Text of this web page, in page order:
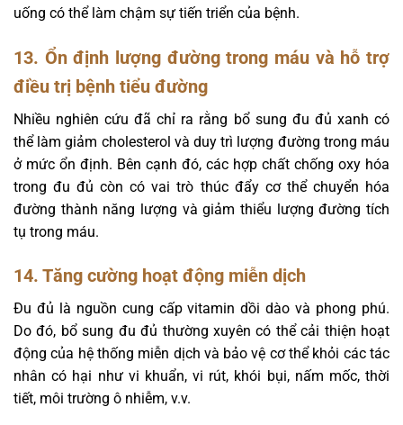
uống có thể làm chậm sự tiến triển của bệnh.
13. Ổn định lượng đường trong máu và hỗ trợ
điều trị bệnh tiểu đường
Nhiều nghiên cứu đã chỉ ra rằng bổ sung đu đủ xanh có
thể làm giảm cholesterol và duy trì lượng đường trong máu
ở mức ổn định. Bên cạnh đó, các hợp chất chống oxy hóa
trong đu đủ còn có vai trò thúc đẩy cơ thể chuyển hóa
đường thành năng lượng và giảm thiểu lượng đường tích
tụ trong máu.
14. Tăng cường hoạt động miễn dịch
Đu đủ là nguồn cung cấp vitamin dồi dào và phong phú.
Do đó, bổ sung đu đủ thường xuyên có thể cải thiện hoạt
động của hệ thống miễn dịch và bảo vệ cơ thể khỏi các tác
nhân có hại như vi khuẩn, vi rút, khói bụi, nấm mốc, thời
tiết, môi trường ô nhiễm, v.v.